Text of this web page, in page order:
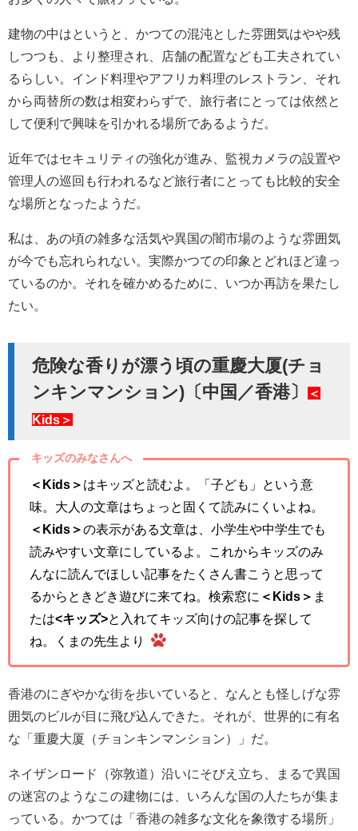
建物の中はというと、かつての混沌とした雰囲気はやや残
しつつも、より整理され、店舗の配置なども工夫されてい
るらしい。インド料理やアフリカ料理のレストラン、それ
から両替所の数は相変わらずで、旅行者にとっては依然と
して便利で興味を引かれる場所であるようだ。
近年ではセキュリティの強化が進み、監視カメラの設置や
管理人の巡回も行われるなど旅行者にとっても比較的安全
な場所となったようだ。
私は、あの頃の雑多な活気や異国の闇市場のような雰囲気
が今でも忘れられない。実際かつての印象とどれほど違っ
ているのか。それを確かめるために、いつか再訪を果たし
たい。
危険な香りが漂う頃の重慶大厦(チョ
ンキンマンション)〔中国／香港〕 ＜
Kids＞
キッズのみなさんへ
＜Kids＞ はキッズと読むよ。「子ども」という意
味。大人の文章はちょっと固くて読みにくいよね。
＜Kids＞の表示がある文章は、小学生や中学生でも
読みやすい文章にしているよ。これからキッズのみ
んなに読んでほしい記事をたくさん書こうと思って
るからときどき遊びに来てね。検索窓に ＜Kids＞ ま
たは<キッズ>と入れてキッズ向けの記事を探して
ね。くまの先生より
香港のにぎやかな街を歩いていると、なんとも怪しげな雰
囲気のビルが目に飛び込んできた。それが、世界的に有名
な「重慶大厦（チョンキンマンション）」だ。
ネイザンロード（弥敦道）沿いにそびえ立ち、まるで異国
の迷宮のようなこの建物には、いろんな国の人たちが集ま
っている。かつては「香港の雑多な文化を象徴する場所」